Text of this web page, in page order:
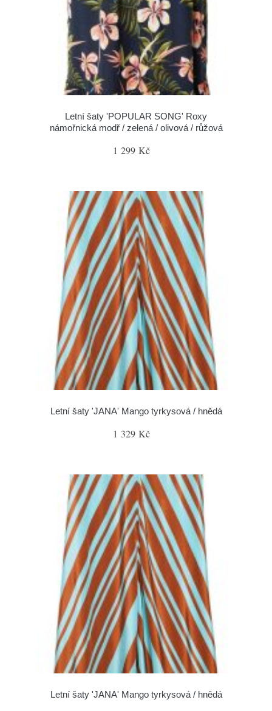
Letní šaty 'POPULAR SONG' Roxy
námořnická modř / zelená / olivová / růžová
1 299 Kč
Letní šaty 'JANA' Mango tyrkysová / hnědá
1 329 Kč
Letní šaty 'JANA' Mango tyrkysová / hnědá